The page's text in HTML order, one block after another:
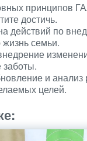
принципов
достичь.
действий по
семьи.
заботы.
и анализ
целей.